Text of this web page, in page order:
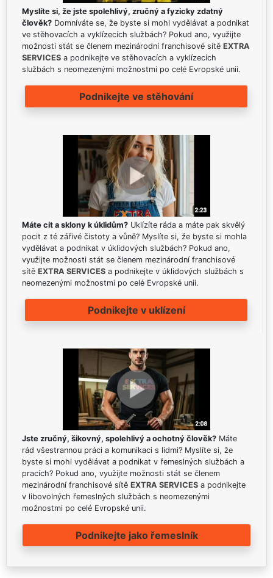
Myslíte si, že jste spolehlivý, zručný a fyzicky zdatný
člověk? Domníváte se, že byste si mohl vydělávat a podnikat
ve stěhovacích a vyklízecích službách? Pokud ano, využijte
možnosti stát se členem mezinárodní franchisové sítě EXTRA
SERVICES a podnikejte ve stěhovacích a vyklízecích
službách s neomezenými možnostmi po celé Evropské unii.
Podnikejte ve stěhování
Máte cit a sklony k úklidům? Uklízíte ráda a máte pak skvělý
pocit z té zářivé čistoty a vůně? Myslíte si, že byste si mohla
vydělávat a podnikat v úklidových službách? Pokud ano,
využijte možnosti stát se členem mezinárodní franchisové
sítě EXTRA SERVICES a podnikejte v úklidových službách s
neomezenými možnostmi po celé Evropské unii.
Podnikejte v uklízení
Jste zručný, šikovný, spolehlivý a ochotný člověk? Máte
rád všestrannou práci a komunikaci s lidmi? Myslíte si, že
byste si mohl vydělávat a podnikat v řemeslných službách a
pracích? Pokud ano, využijte možnosti stát se členem
mezinárodní franchisové sítě EXTRA SERVICES a podnikejte
v libovolných řemeslných službách s neomezenými
možnostmi po celé Evropské unii.
Podnikejte jako řemeslník